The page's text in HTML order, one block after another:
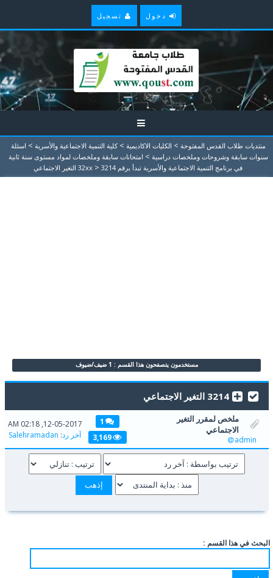
دخول تسجيل
منتديات طلاب القدس المفتوحة > الكليات الاكاديمية > كلية التنمية الاجتماعية والأسرية > اسئلة
سنوات سابقة وشروحات وملخصات دراسية > امتحانات سابقة وملخصات لمواد مستوى سنة ثانية
في برنامج التنمية الاجتماعية والأسرية تبدأ برقم 32xx
> 3214 التغير الاجتماعي
مستخدمون يتصفحون هذا القسم : 1 ضيف/ضيوف
3214 التغير الاجتماعي
ملخص لمقرر التغير
الاجتماعي
admin
1
3,169
12-05-2017, 02:18 AM
آخر رد:
Salehramadan
البحث في هذا القسم :